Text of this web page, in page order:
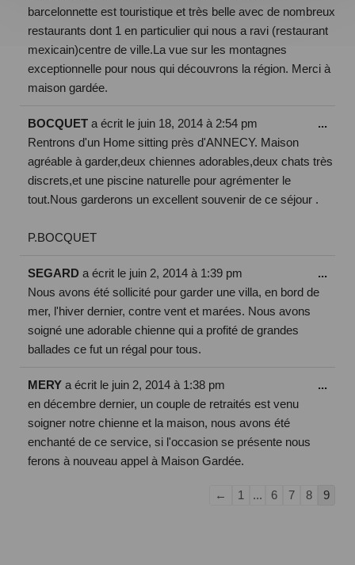
barcelonnette est touristique et très belle avec de nombreux
restaurants dont 1 en particulier qui nous a ravi (restaurant
mexicain)centre de ville.La vue sur les montagnes
exceptionnelle pour nous qui découvrons la région. Merci à
maison gardée.
BOCQUET a écrit le juin 18, 2014 à 2:54 pm
Rentrons d'un Home sitting près d'ANNECY. Maison
agréable à garder,deux chiennes adorables,deux chats très
discrets,et une piscine naturelle pour agrémenter le
tout.Nous garderons un excellent souvenir de ce séjour .
P.BOCQUET
...
SEGARD a écrit le juin 2, 2014 à 1:39 pm
Nous avons été sollicité pour garder une villa, en bord de
mer, l'hiver dernier, contre vent et marées. Nous avons
soigné une adorable chienne qui a profité de grandes
ballades ce fut un régal pour tous.
...
MERY a écrit le juin 2, 2014 à 1:38 pm
en décembre dernier, un couple de retraités est venu
soigner notre chienne et la maison, nous avons été
enchanté de ce service, si l'occasion se présente nous
ferons à nouveau appel à Maison Gardée.
...
← 1 ... 6 7 8 9